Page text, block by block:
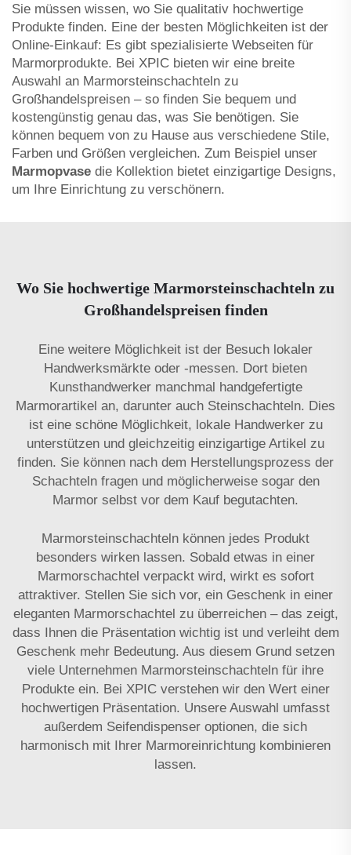
Sie müssen wissen, wo Sie qualitativ hochwertige
Produkte finden. Eine der besten Möglichkeiten ist der
Online-Einkauf: Es gibt spezialisierte Webseiten für
Marmorprodukte. Bei XPIC bieten wir eine breite
Auswahl an Marmorsteinschachteln zu
Großhandelspreisen – so finden Sie bequem und
kostengünstig genau das, was Sie benötigen. Sie
können bequem von zu Hause aus verschiedene Stile,
Farben und Größen vergleichen. Zum Beispiel unser
Marmорvase die Kollektion bietet einzigartige Designs,
um Ihre Einrichtung zu verschönern.
Wo Sie hochwertige Marmorsteinschachteln zu
Großhandelspreisen finden
Eine weitere Möglichkeit ist der Besuch lokaler
Handwerksmärkte oder -messen. Dort bieten
Kunsthandwerker manchmal handgefertigte
Marmorartikel an, darunter auch Steinschachteln. Dies
ist eine schöne Möglichkeit, lokale Handwerker zu
unterstützen und gleichzeitig einzigartige Artikel zu
finden. Sie können nach dem Herstellungsprozess der
Schachteln fragen und möglicherweise sogar den
Marmor selbst vor dem Kauf begutachten.
Marmorsteinschachteln können jedes Produkt
besonders wirken lassen. Sobald etwas in einer
Marmorschachtel verpackt wird, wirkt es sofort
attraktiver. Stellen Sie sich vor, ein Geschenk in einer
eleganten Marmorschachtel zu überreichen – das zeigt,
dass Ihnen die Präsentation wichtig ist und verleiht dem
Geschenk mehr Bedeutung. Aus diesem Grund setzen
viele Unternehmen Marmorsteinschachteln für ihre
Produkte ein. Bei XPIC verstehen wir den Wert einer
hochwertigen Präsentation. Unsere Auswahl umfasst
außerdem Seifendispenser optionen, die sich
harmonisch mit Ihrer Marmoreinrichtung kombinieren
lassen.